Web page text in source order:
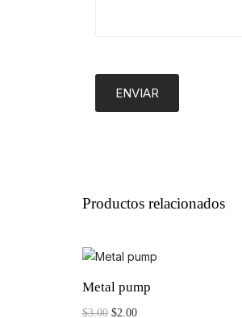
Productos relacionados
Metal pump
$3.00 El
$2.00El